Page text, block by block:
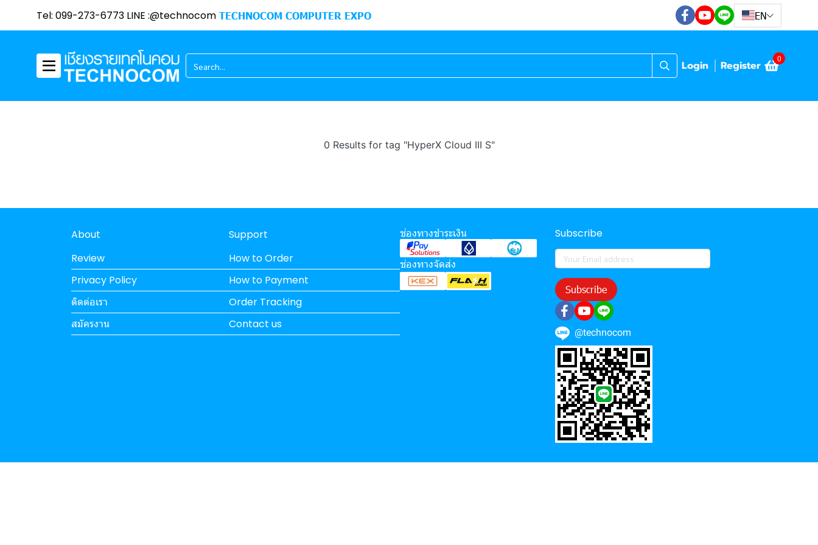
Tel: 099-273-6773 LINE :@technocom TECHNOCOM COMPUTER EXPO EN
Login Register 0
0 Results for tag "HyperX Cloud III S"
About
Review
Privacy Policy
ติดต่อเรา
สมัครงาน
Support
How to Order
How to Payment
Order Tracking
Contact us
ช่องทางชำระเงิน
ช่องทางจัดส่ง
Subscribe
Subscribe
@technocom